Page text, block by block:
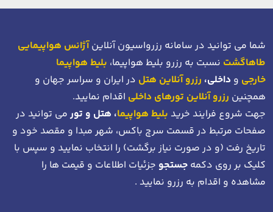
شما می توانید در سامانه رزرواسیون آنلاینآژانس هواپیمایی
طاهاگشت نسبت به رزرو بلیط هواپیما، بلیط هواپیما
خارجی و داخلی، رزرو آنلاین هتل در ایران و سراسر جهان و
همچنین رزرو آنلاین تورهای داخلی اقدام نمایید.
جهت شروع فرایند خرید بلیط هواپیما، هتل و تورمی توانید در
صفحات مرتبط در قسمت سرچ باکس، شهر مبدا و مقصد خود و
تاریخ رفت (و در صورت نیاز برگشت) را انتخاب نمایید و سپس با
کلیک بر روی دکمه جستجو جزئیات اطلاعات و قیمت ها را
مشاهده و اقدام به رزرو نمایید .